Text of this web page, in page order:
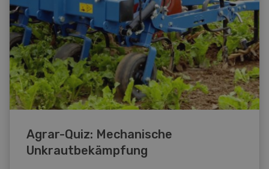
Agrar-Quiz: Mechanische
Unkrautbekämpfung